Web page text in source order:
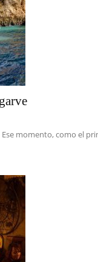
momento, como el